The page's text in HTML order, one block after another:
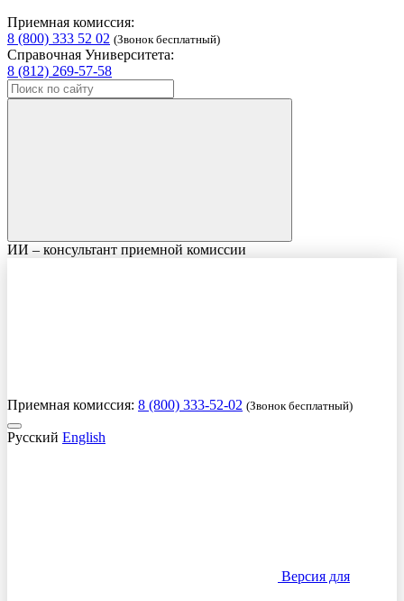
Приемная комиссия:
8 (800) 333 52 02 (Звонок бесплатный)
Справочная Университета:
8 (812) 269-57-58
ИИ – консультант приемной комиссии
Приемная комиссия: 8 (800) 333-52-02 (Звонок бесплатный)
Русский English
Версия для